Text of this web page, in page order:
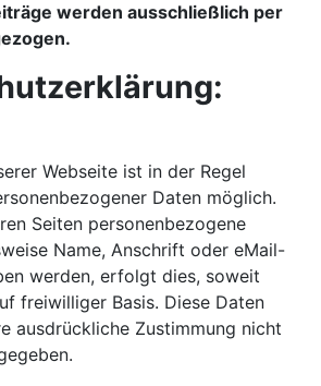
werden ausschließlich per
Webseite ist in der Regel
Daten möglich.
Seiten personenbezogene
Name, Anschrift oder eMail-
werden, erfolgt dies, soweit
freiwilliger Basis. Diese Daten
ausdrückliche Zustimmung nicht